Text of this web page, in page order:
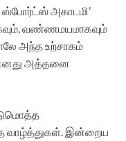
அகாடமி’
வண்ணமயமாகவும்
அந்த உற்சாகம்
எனது அத்தனை
வாழ்த்துகள். இன்றைய